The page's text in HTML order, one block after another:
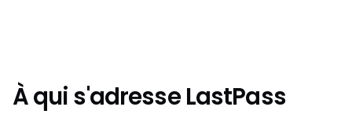
À qui s'adresse LastPass